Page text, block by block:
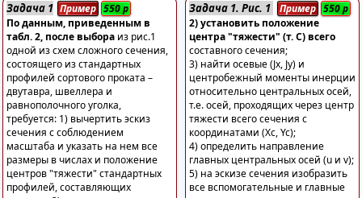
Задача 1 Пример 550р
По данным, приведенным в
табл. 2, после выбора из рис.1
одной из схем сложного сечения,
состоящего из стандартных
профилей сортового проката –
двутавра, швеллера и
равнополочного уголка,
требуется: 1) вычертить эскиз
сечения с соблюдением
масштаба и указать на нем все
размеры в числах и положение
центров "тяжести" стандартных
профилей, составляющих
Задача 1. Рис. 1 Пример 550р
2) установить положение
центра "тяжести" (т. С) всего
составного сечения;
3) найти осевые (Jx, Jy) и
центробежный моменты инерции
относительно центральных осей,
т.е. осей, проходящих через центр
тяжести всего сечения с
координатами (Хс, Yc);
4) определить направление
главных центральных осей (u и v);
5) на эскизе сечения изобразить
все вспомогательные и главные